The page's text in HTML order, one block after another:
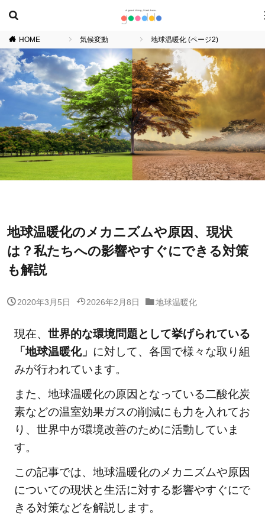
HOME 気候変動 地球温暖化 (ページ2)
地球温暖化のメカニズムや原因、現状
は？私たちへの影響やすぐにできる対策
も解説
2020年3月5日 2026年2月8日 地球温暖化
現在、 世界的な環境問題として挙げられている
「地球温暖化」 に対して、各国で様々な取り組
みが行われています。
また、地球温暖化の原因となっている二酸化炭
素などの温室効果ガスの削減にも力を入れてお
り、世界中が環境改善のために活動していま
す。
この記事では、地球温暖化のメカニズムや原因
についての現状と生活に対する影響やすぐにで
きる対策などを解説します。